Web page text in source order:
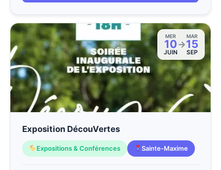
MER
10
JUIN
→
MAR
15
SEP
Exposition DécouVertes
Expositions & Conférences Sainte-Maxime